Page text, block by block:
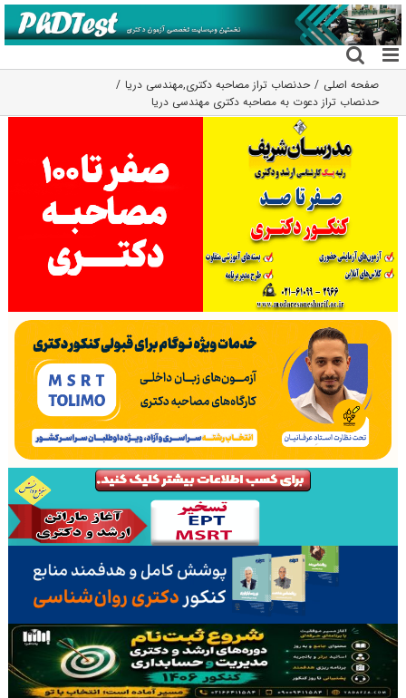
رفتن
به
محتوا
صفحه اصلی حدنصاب تراز مصاحبه دکتری,مهندسی دریا
حدنصاب تراز دعوت به مصاحبه دکتری مهندسی دریا